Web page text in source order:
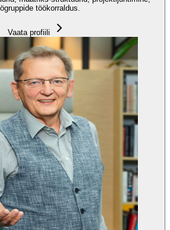
töökorraldus.
Vaata profiili